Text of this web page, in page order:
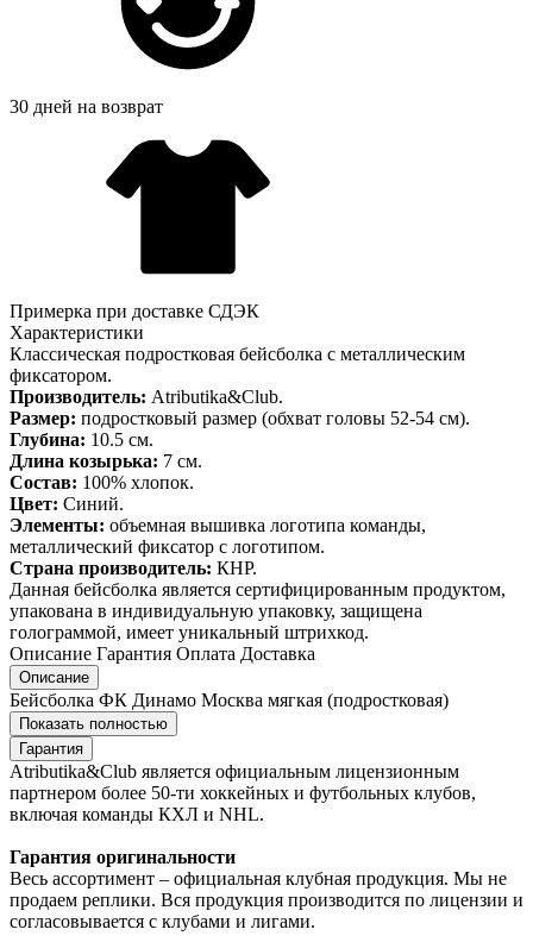
30 дней на возврат
Примерка при доставке СДЭК
Характеристики
Классическая подростковая бейсболка с металлическим
фиксатором.
Производитель: Atributika&Club.
Размер: подростковый размер (обхват головы 52-54 см).
Глубина: 10.5 см.
Длина козырька: 7 см.
Состав: 100% хлопок.
Цвет: Синий.
Элементы: объемная вышивка логотипа команды,
металлический фиксатор с логотипом.
Страна производитель: КНР.
Данная бейсболка является сертифицированным продуктом,
упакована в индивидуальную упаковку, защищена
голограммой, имеет уникальный штрихкод.
Описание Гарантия Оплата Доставка
Описание
Бейсболка ФК Динамо Москва мягкая (подростковая)
Показать полностью
Гарантия
Atributika&Club является официальным лицензионным
партнером более 50-ти хоккейных и футбольных клубов,
включая команды КХЛ и NHL.
Гарантия оригинальности
Весь ассортимент – официальная клубная продукция. Мы не
продаем реплики. Вся продукция производится по лицензии и
согласовывается с клубами и лигами.